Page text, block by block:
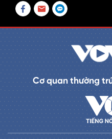
Cơ quan thường